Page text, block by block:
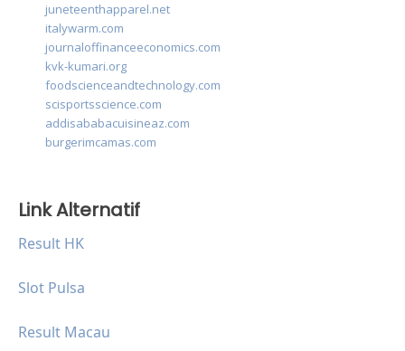
juneteenthapparel.net
italywarm.com
journaloffinanceeconomics.com
kvk-kumari.org
foodscienceandtechnology.com
scisportsscience.com
addisababacuisineaz.com
burgerimcamas.com
Link Alternatif
Result HK
Slot Pulsa
Result Macau